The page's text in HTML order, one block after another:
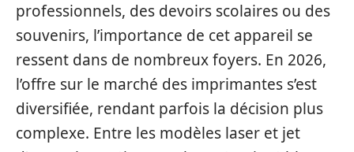
professionnels, des devoirs scolaires ou des
souvenirs, l’importance de cet appareil se
ressent dans de nombreux foyers. En 2026,
l’offre sur le marché des imprimantes s’est
diversifiée, rendant parfois la décision plus
complexe. Entre les modèles laser et jet